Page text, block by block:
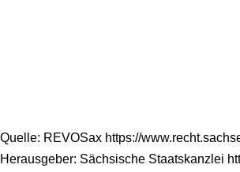
Quelle: REVOSax https://
Herausgeber: Sächsische Staatskanzlei